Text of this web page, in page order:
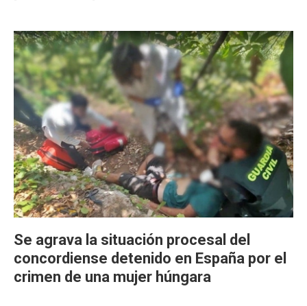
Se agrava la situación procesal del
concordiense detenido en España por el
crimen de una mujer húngara